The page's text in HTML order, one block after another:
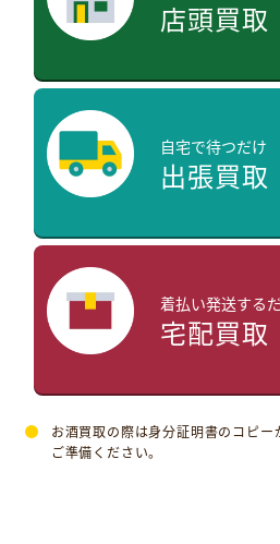
店頭買取
自宅で待つだけ
出張買取
着払い発送する
宅配買取
お酒買取の際は身分証明書のコピ
ご準備ください。